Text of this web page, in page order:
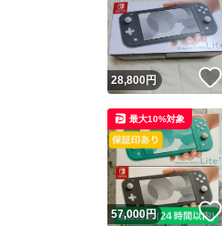
28,800円
57,000円
最大10%対象